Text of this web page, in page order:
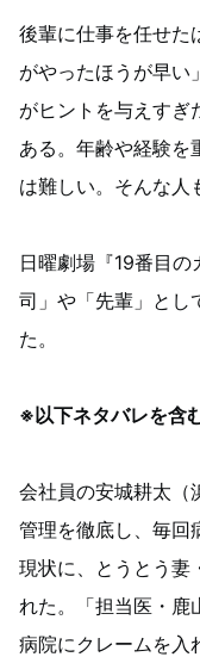
後輩に仕事を任せた
がやったほうが早い
がヒントを与えすぎ
ある。年齢や経験を
は難しい。そんな人
日曜劇場『19番目
司」や「先輩」とし
た。
※以下ネタバレを含
会社員の安城耕太（
管理を徹底し、毎回
現状に、とうとう妻
れた。「担当医・鹿
病院にクレームを入